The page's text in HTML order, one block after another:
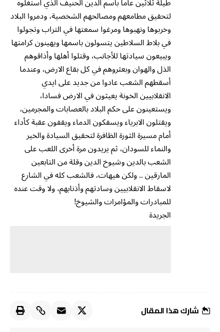
لتحقيق مطامعهم ومصالحهم الشخصية، ودمروا البلاد
وخربوها ونهبوها ومرغوا سمعتها في التراب وتجولوا
في بلاط السلاطين يتسولون باسمها ويهينون كرامتها
ويبيعون سيادتها للأجانب، وقتلوا أهلها وأذاقوهم
الذل والهوان وبعثروهم في كل بقاع الارض، وعندما
أسقطهم الشعب عادوا من جديد على ايدي
الانقلابيين الخونة يعيثون في الارض فسادا،
ويستعينون على حكم البلاد بالعصابات والمجرمين،
ويقتلون الابرياء ويسفكون الدماء ويقفون عقبة كأداء
أمام مسيرة الثورة الظافرة لتحقيق السيادة والخير
والنماء للسودان، ثم يريدون مرة أخرى اللعب على
الشعب بالدين وشيوخ الدين وقلة من التابعين
المارقين .. ولكن هيهات، فالشعب كله في الشارع
لاسقاط الانقلابيين وسادتهم وأذنابهم، ولا وقت عنده
للمبادرات والمؤامرات والشيوخ!
الجريدة
شارك هذا المقال